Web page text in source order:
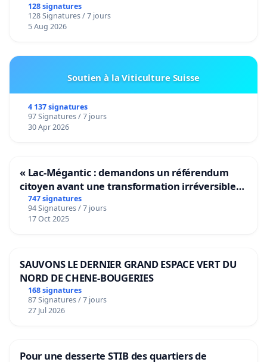
128 signatures
128 Signatures / 7 jours
5 Aug 2026
Soutien à la Viticulture Suisse
4 137 signatures
97 Signatures / 7 jours
30 Apr 2026
« Lac-Mégantic : demandons un référendum
citoyen avant une transformation irréversible
de notre territoire »
747 signatures
94 Signatures / 7 jours
17 Oct 2025
SAUVONS LE DERNIER GRAND ESPACE VERT DU
NORD DE CHENE-BOUGERIES
168 signatures
87 Signatures / 7 jours
27 Jul 2026
Pour une desserte STIB des quartiers de